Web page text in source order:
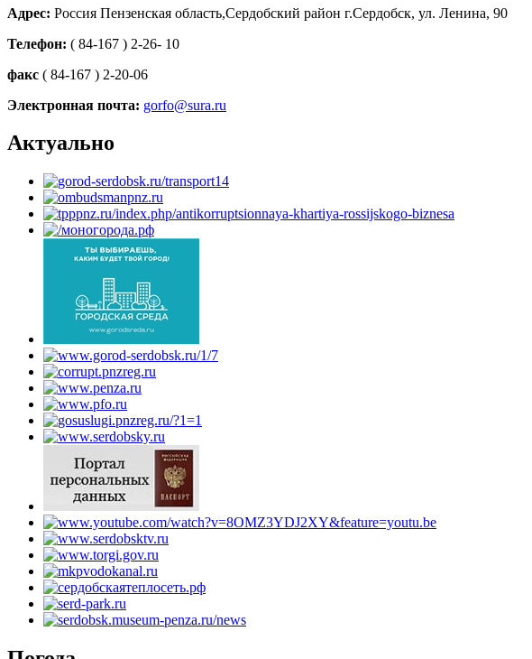
Адрес: Россия Пензенская область,Сердобский район г.Сердобск, ул. Ленина, 90
Телефон: ( 84-167 ) 2-26- 10
факс ( 84-167 ) 2-20-06
Электронная почта: gorfo@sura.ru
Актуально